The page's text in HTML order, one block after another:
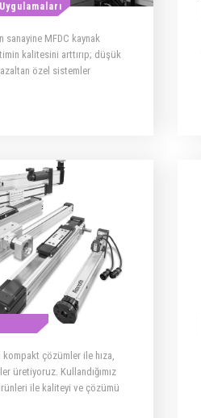
sanayine MFDC kaynak
kalitesini arttırıp; düşük
özel sistemler
çözümler ile hıza,
üretiyoruz. Kullandığımız
ile kaliteyi ve çözümü